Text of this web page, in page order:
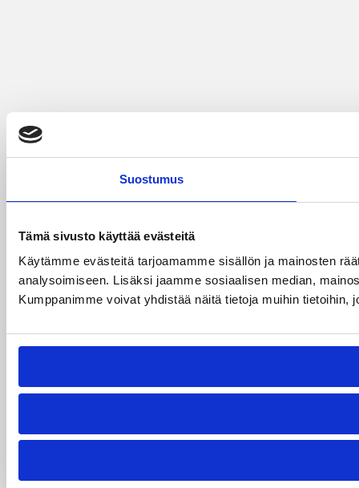
Suostumus
Tämä sivusto käyttää evästeitä
Käytämme evästeitä tarjoamamme sisällön ja mainosten
analysoimiseen. Lisäksi jaamme sosiaalisen median,
Kumppanimme voivat yhdistää näitä tietoja muihin tietoihin,